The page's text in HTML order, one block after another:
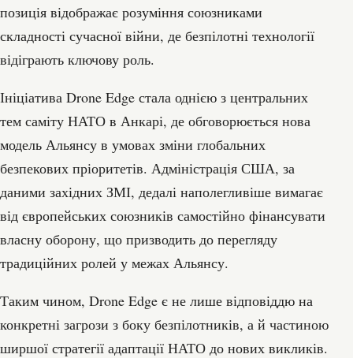
позиція відображає розуміння союзниками
складності сучасної війни, де безпілотні технології
відіграють ключову роль.
Ініціатива Drone Edge стала однією з центральних
тем саміту НАТО в Анкарі, де обговорюється нова
модель Альянсу в умовах зміни глобальних
безпекових пріоритетів. Адміністрація США, за
даними західних ЗМІ, дедалі наполегливіше вимагає
від європейських союзників самостійно фінансувати
власну оборону, що призводить до перегляду
традиційних ролей у межах Альянсу.
Таким чином, Drone Edge є не лише відповіддю на
конкретні загрози з боку безпілотників, а й частиною
ширшої стратегії адаптації НАТО до нових викликів.